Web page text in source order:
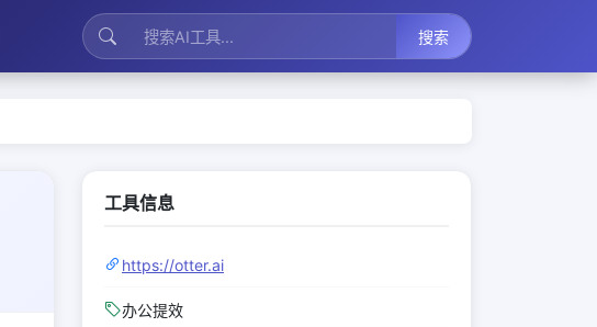
搜索
工具信息
https://otter.ai
办公提效